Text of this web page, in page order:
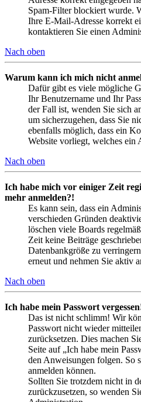
Spam-Filter blockiert wurde.
Ihre E-Mail-Adresse korrekt
kontaktieren Sie einen
Nach oben
Warum kann ich mich nicht
Dafür gibt es viele mögliche
Ihr Benutzername und Ihr
der Fall ist, wenden Sie sich
um sicherzugehen, dass Sie
ebenfalls möglich, dass ein
Website vorliegt, welches ein
Nach oben
Ich habe mich vor einiger Zeit
mehr anmelden?!
Es kann sein, dass ein
verschieden Gründen
löschen viele Boards
Zeit keine Beiträge
Datenbankgröße zu
erneut und nehmen Sie aktiv
Nach oben
Ich habe mein Passwort
Das ist nicht schlimm! Wir
Passwort nicht wieder
zurücksetzen. Dies machen
Seite auf „Ich habe mein
den Anweisungen folgen. So
anmelden können.
Sollten Sie trotzdem nicht in
zurückzusetzen, so wenden